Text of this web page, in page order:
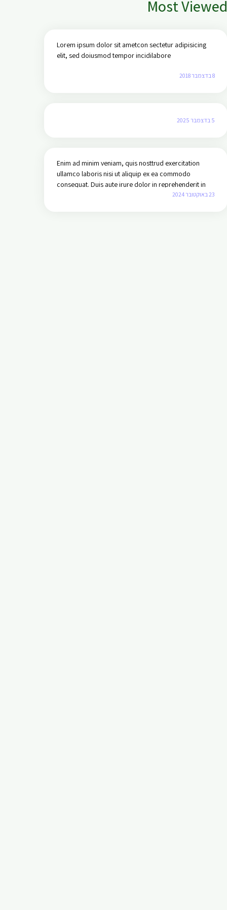
elit.
Most Viewed
Lorem ipsum dolor sit ametcon sectetur adipisicing
elit, sed doiusmod tempor incidilabore
8 בדצמבר 2018
5 בדצמבר 2025
Enim ad minim veniam, quis nosttrud exercitation
ullamco laboris nisi ut aliquip ex ea commodo
consequat. Duis aute irure dolor in reprehenderit in
voluptate velit esse cillum dolore eu fugiat nulla
23 באוקטובר 2024